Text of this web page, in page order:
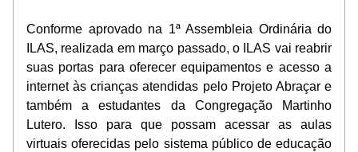
Conforme aprovado na 1ª Assembleia Ordinária do
ILAS, realizada em março passado, o ILAS vai reabrir
suas portas para oferecer equipamentos e acesso a
internet às crianças atendidas pelo Projeto Abraçar e
também a estudantes da Congregação Martinho
Lutero. Isso para que possam acessar as aulas
virtuais oferecidas pelo sistema público de educação